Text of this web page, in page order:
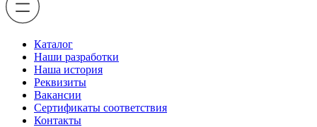
Каталог
Наши разработки
Наша история
Реквизиты
Вакансии
Сертификаты соответствия
Контакты